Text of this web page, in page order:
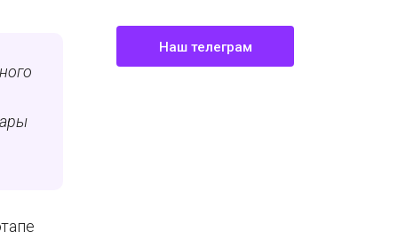
Наш телеграм